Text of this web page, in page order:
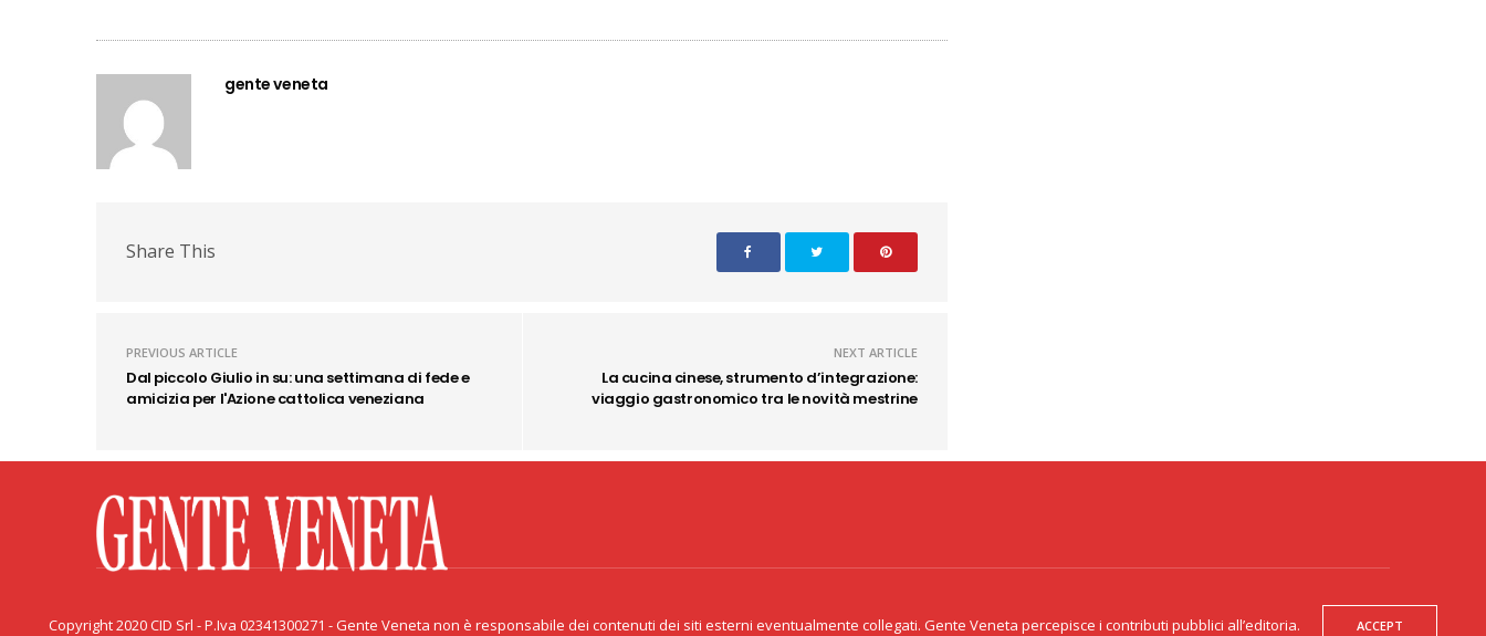
gente veneta
Share This
PREVIOUS ARTICLE
Dal piccolo Giulio in su: una settimana di fede e
amicizia per l'Azione cattolica veneziana
NEXT ARTICLE
La cucina cinese, strumento d’integrazione:
viaggio gastronomico tra le novità mestrine
eventualmente collegati. Gente Veneta percepisce i contributi pubblici all’editoria.
Copyright 2020 CID Srl - P.Iva 02341300271 - Gente Veneta non è responsabile dei contenuti dei siti esterni eventualmente collegati. Gente Veneta percepisce i contributi pubblici all’editoria. ACCEPT